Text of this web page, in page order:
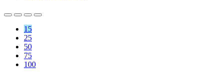
15
25
50
75
100